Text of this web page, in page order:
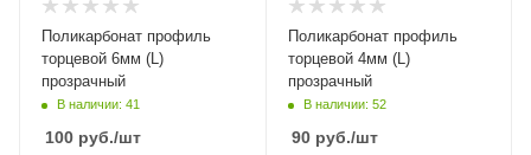
Поликарбонат профиль
торцевой 6мм (L)
прозрачный
В наличии: 41
100 руб./шт
Поликарбонат профиль
торцевой 4мм (L)
прозрачный
В наличии: 52
90руб./шт